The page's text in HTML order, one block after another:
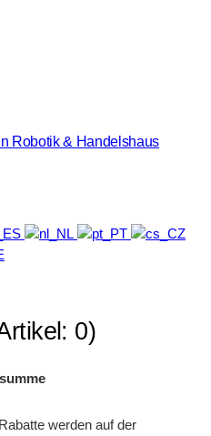
Robotik & Handelshaus
0)
werden auf der